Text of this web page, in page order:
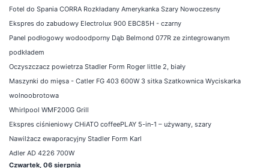
Fotel do Spania CORRA Rozkładany Amerykanka Szary Nowoczesny
Ekspres do zabudowy Electrolux 900 EBC85H - czarny
Panel podłogowy wodoodporny Dąb Belmond 077R ze zintegrowanym
podkładem
Oczyszczacz powietrza Stadler Form Roger little 2, biały
Maszynki do mięsa - Catler FG 403 600W 3 sitka Szatkownica Wyciskarka
wolnoobrotowa
Whirlpool WMF200G Grill
Ekspres ciśnieniowy CHiATO coffeePLAY 5-in-1 – używany, szary
Nawilżacz ewaporacyjny Stadler Form Karl
Adler AD 4226 700W
Czwartek, 06 sierpnia